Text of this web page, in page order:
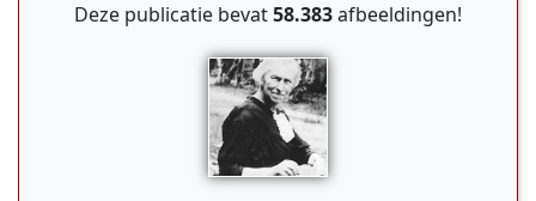
Deze publicatie bevat58.383afbeeldingen!